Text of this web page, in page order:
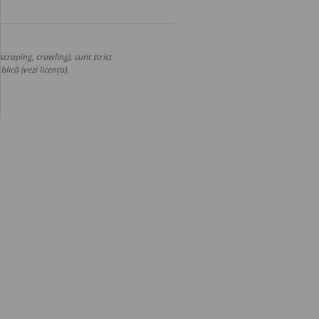
crawling), sunt strict
(vezi licența).